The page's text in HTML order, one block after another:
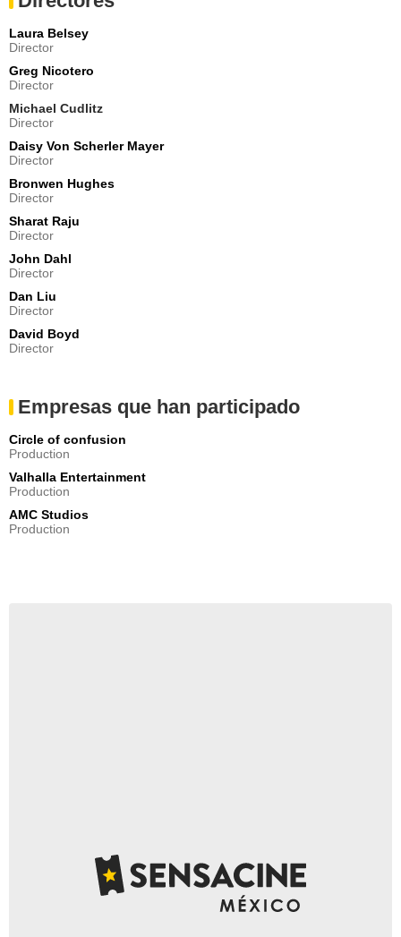
Taylor Nichols
- Episodio :13
Lucy
- Episodio :
Matt Lintz
Henry
- Episodio : 3
Amelia
- Episodio :
Breeda Wool
Aiden
- Episodio :
Andrew Bachelor
Bailey
- Episodio :
Philip Fornah
Whisperer
Beatrice
Laura Belsey
Director
Greg Nicotero
Director
Michael Cudlitz
Director
Daisy Von Scherler Mayer
Director
Bronwen Hughes
Director
Sharat Raju
Director
John Dahl
Director
Dan Liu
Director
David Boyd
Director
Empresas que han participado
Circle of confusion
Production
Valhalla Entertainment
Production
AMC Studios
Production